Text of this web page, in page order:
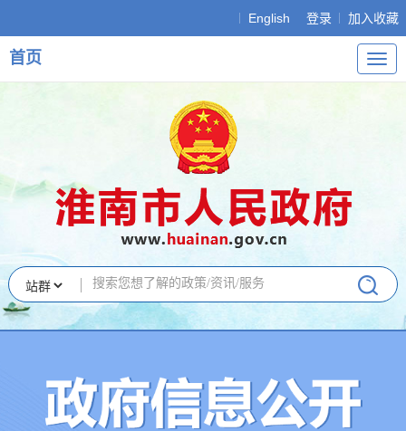
English 登录 加入收藏
导
航
首页